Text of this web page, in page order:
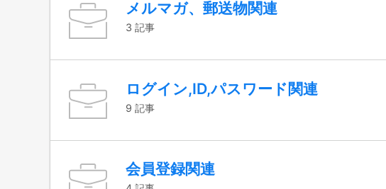
メルマガ、郵送物関連
3 記事
ログイン,ID,パスワード関連
9 記事
会員登録関連